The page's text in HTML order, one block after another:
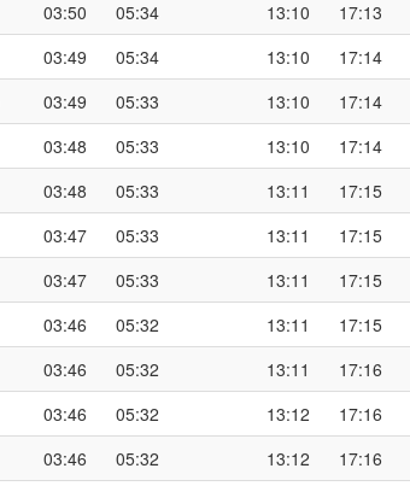
03:50 05:34 13:10 17:13
03:49 05:34 13:10 17:14
03:49 05:33 13:10 17:14
03:48 05:33 13:10 17:14
03:48 05:33 13:11 17:15
03:47 05:33 13:11 17:15
03:47 05:33 13:11 17:15
03:46 05:32 13:11 17:15
03:46 05:32 13:11 17:16
03:46 05:32 13:12 17:16
03:46 05:32 13:12 17:16